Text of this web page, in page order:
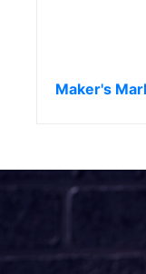
Maker's